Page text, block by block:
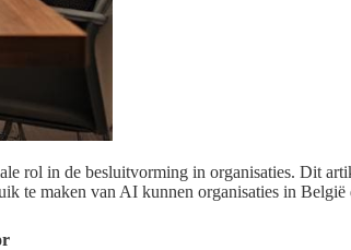
rol in de besluitvorming in organisaties. Dit
te maken van AI kunnen organisaties in